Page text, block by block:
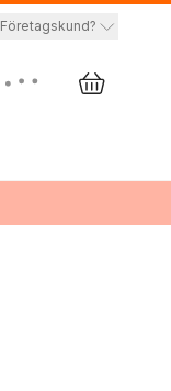
Företagskund?